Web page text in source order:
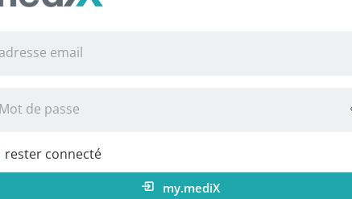
adresse email
Mot de passe
rester connecté
my.mediX